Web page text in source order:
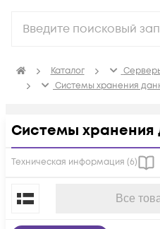
Каталог
Системы хранения
Системы хранения
Техническая информация (6)
Все
По популярности